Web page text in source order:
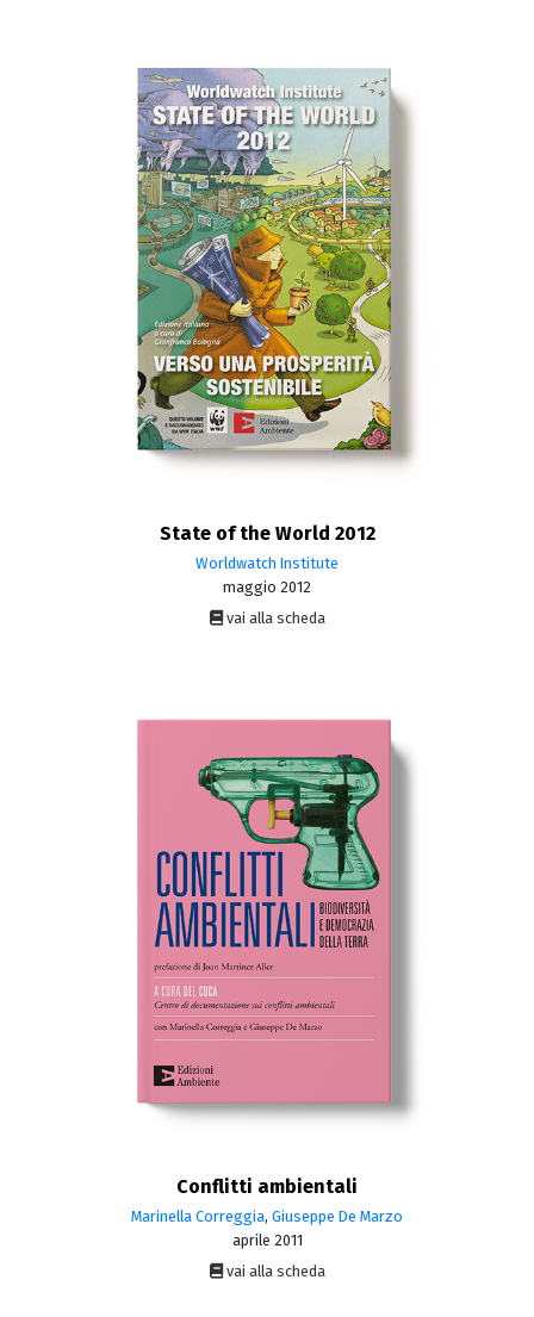
State of the World 2012
Worldwatch Institute
maggio 2012
vai alla scheda
Conflitti ambientali
Marinella Correggia, Giuseppe De Marzo
aprile 2011
vai alla scheda